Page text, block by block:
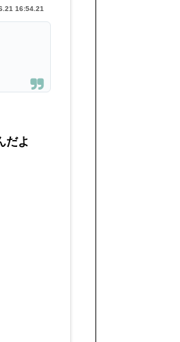
16:54.21
だよ